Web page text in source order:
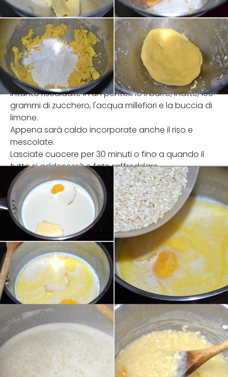
Intanto riscaldate in un pentolino il burro, il latte, 100
grammi di zucchero, l'acqua millefiori e la buccia di
limone.
Appena sarà caldo incorporate anche il riso e
mescolate.
Lasciate cuocere per 30 minuti o fino a quando il
tutto si addenserà e fate raffreddare.